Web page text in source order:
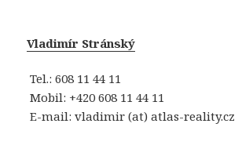
Vladimír Stránský
Tel.: 608 11 44 11
Mobil: +420 608 11 44 11
E-mail: vladimir (at) atlas-reality.cz